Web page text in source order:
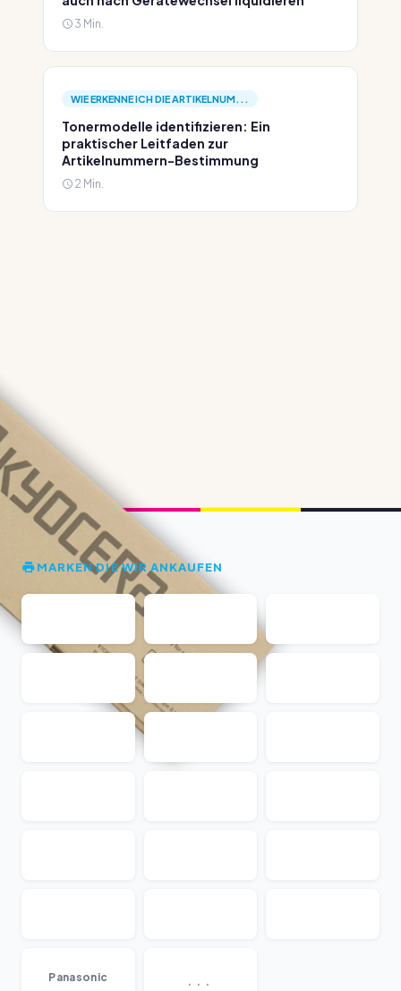
3 Min.
WIE ERKENNE ICH DIE ARTIKELNUM...
Tonermodelle identifizieren: Ein
praktischer Leitfaden zur
Artikelnummern-Bestimmung
2 Min.
MARKEN DIE WIR ANKAUFEN
Panasonic ...